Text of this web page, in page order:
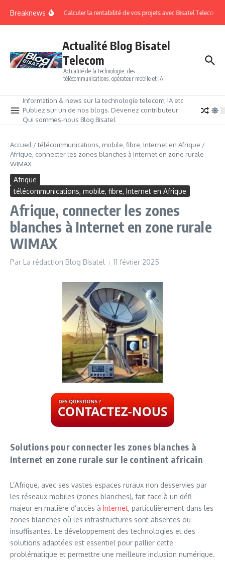
Breaknews Calculer la rentabilité de vos projets avec Bisatel Telecom.
Actualité Blog Bisatel
Telecom
Actualité de la technologie, des
télécommunications, opérateur mobile et IA
Information & news sur la technologie telecom, IA etc
Publiez sur un de nos blogs. Devenez contributeur
Qui sommes-nous Blog Bisatel
Accueil /télécommunications, mobile, fibre, Internet en Afrique /
Afrique, connecter les zones blanches à Internet en zone rurale
WIMAX
Afrique
télécommunications, mobile, fibre, Internet en Afrique
Afrique, connecter les zones
blanches à Internet en zone rurale
WIMAX
Par La rédaction Blog Bisatel 11 février 2025
Solutions pour connecter les zones blanches à
Internet en zone rurale sur le continent africain
L’Afrique, avec ses vastes espaces ruraux non desservies par
les réseaux mobiles (zones blanches), fait face à un défi
majeur en matière d’accès à Internet, particulièrement dans les
zones blanches où les infrastructures sont absentes ou
insuffisantes. Le développement des technologies et des
solutions adaptées est essentiel pour pallier cette
problématique et permettre une meilleure inclusion numérique.